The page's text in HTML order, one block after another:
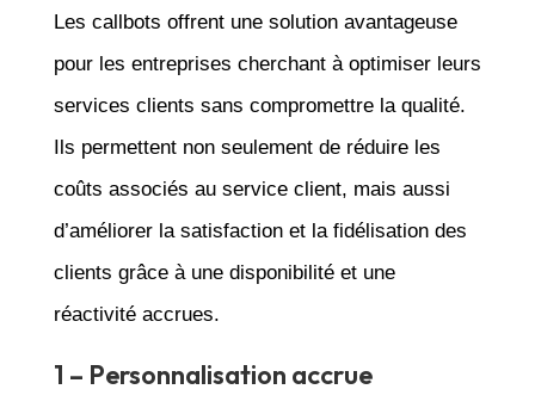
Les callbots offrent une solution avantageuse
pour les entreprises cherchant à optimiser leurs
services clients sans compromettre la qualité.
Ils permettent non seulement de réduire les
coûts associés au service client, mais aussi
d’améliorer la satisfaction et la fidélisation des
clients grâce à une disponibilité et une
réactivité accrues.
1 – Personnalisation accrue